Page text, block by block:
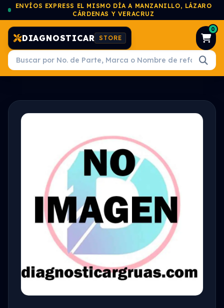
ENVÍOS EXPRESS EL MISMO DÍA A MANZANILLO, LÁZARO
CÁRDENAS Y VERACRUZ
DIAGNOSTICAR STORE
0